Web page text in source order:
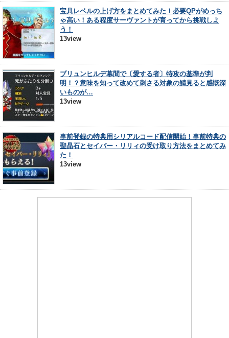
宝具レベルの上げ方をまとめてみた！必要QPがめっち
ゃ高い！ある程度サーヴァントが育ってから挑戦しよ
う！
13view
ブリュンヒルデ幕間で〔愛する者〕特攻の基準が判
明！？意味を知って改めて刺さる対象の鯖見ると感慨深
いものが…
13view
事前登録の特典用シリアルコード配信開始！事前特典の
聖晶石とセイバー・リリィの受け取り方法をまとめてみ
た！
13view